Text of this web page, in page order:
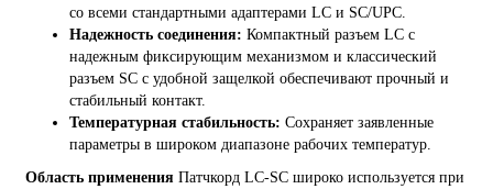
со всеми стандартными адаптерами LC и SC/UPC.
Надежность соединения: Компактный разъем LC с
надежным фиксирующим механизмом и классический
разъем SC с удобной защелкой обеспечивают прочный и
стабильный контакт.
Температурная стабильность: Сохраняет заявленные
параметры в широком диапазоне рабочих температур.
Область применения Патчкорд LC-SC широко используется при